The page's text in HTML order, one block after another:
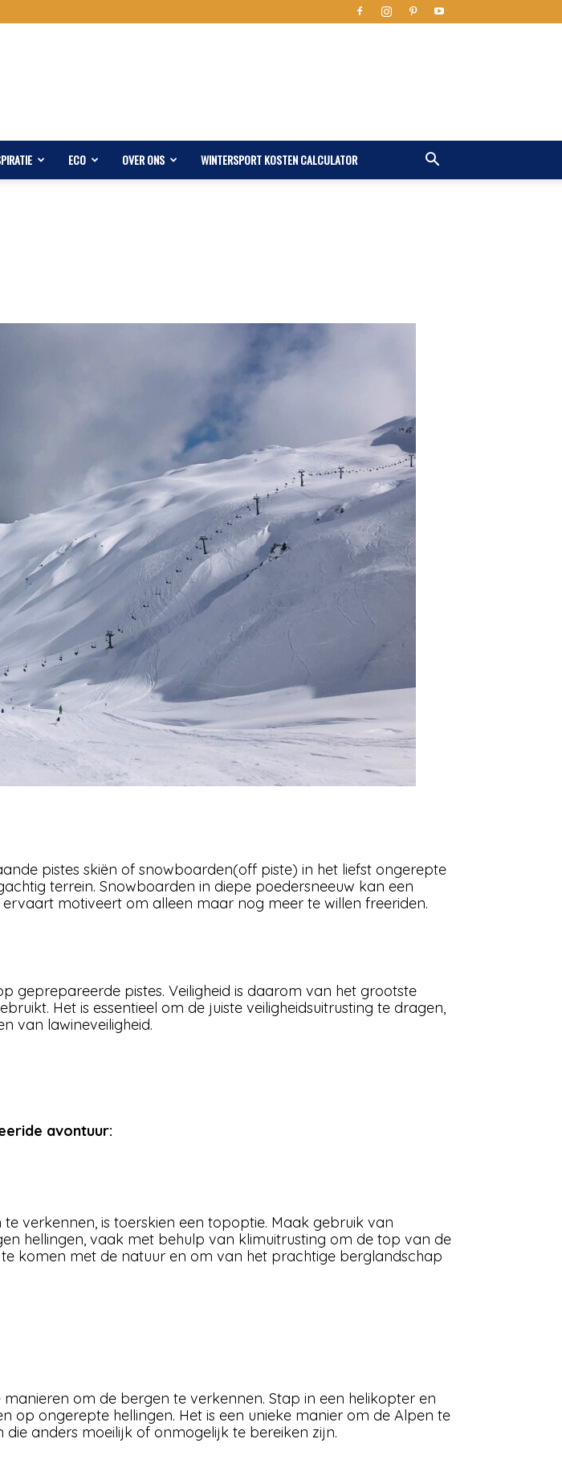
ECO OVER ONS WINTERSPORT KOSTEN CALCULATOR
pistes skiën of snowboarden(off piste) in het liefst ongerepte
terrein. Snowboarden in diepe poedersneeuw kan een
motiveert om alleen maar nog meer te willen freeriden.
geprepareerde pistes. Veiligheid is daarom van het grootste
Het is essentieel om de juiste veiligheidsuitrusting te dragen,
van lawineveiligheid.
avontuur:
verkennen, is toerskien een topoptie. Maak gebruik van
hellingen, vaak met behulp van klimuitrusting om de top van de
komen met de natuur en om van het prachtige berglandschap
om de bergen te verkennen. Stap in een helikopter en
ongerepte hellingen. Het is een unieke manier om de Alpen te
anders moeilijk of onmogelijk te bereiken zijn.